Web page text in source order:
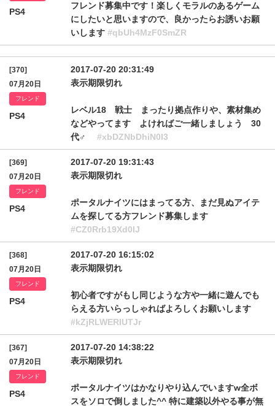
PS4
フレンド募集中です！楽しくモラルのあるゲーム
にしたいと思いますので、良かったらお誘いお願
いします #qbUh4MzF0SmZR
[370]
07月20日
フレンド
PS4
2017-07-20 20:31:49
表示期限切れ
レベル18 戦士 まったり拠点作りや、素材集め
などやってます よければご一緒しましょう 30
代♂ #xbDZNbDhiN0l3
[369]
07月20日
フレンド
PS4
2017-07-20 19:31:43
表示期限切れ
ポータルナイツにはまってる方、まだ見ぬアイテ
ムを探してる方フレンド募集します
#CZ0Rrb19Xd0lJ
[368]
07月20日
フレンド
PS4
2017-07-20 16:15:02
表示期限切れ
初心者ですがもし同じような方や一緒に遊んでも
らえる方いらっしゃればよろしくお願いします
#kZjRLWERIUTJr
[367]
07月20日
フレンド
PS4
2017-07-20 14:38:22
表示期限切れ
ポータルナイツはかなりやり込んでいますw全ボ
スをソロで倒しました^^ 特に建築以外やる事が無